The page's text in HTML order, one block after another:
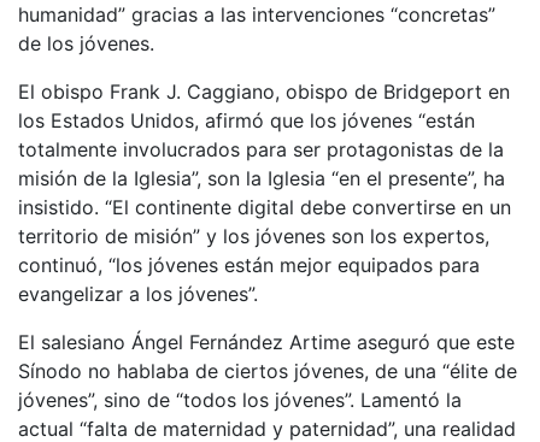
humanidad” gracias a las intervenciones “concretas”
de los jóvenes.
El obispo Frank J. Caggiano, obispo de Bridgeport en
los Estados Unidos, afirmó que los jóvenes “están
totalmente involucrados para ser protagonistas de la
misión de la Iglesia”, son la Iglesia “en el presente”, ha
insistido. “El continente digital debe convertirse en un
territorio de misión” y los jóvenes son los expertos,
continuó, “los jóvenes están mejor equipados para
evangelizar a los jóvenes”.
El salesiano Ángel Fernández Artime aseguró que este
Sínodo no hablaba de ciertos jóvenes, de una “élite de
jóvenes”, sino de “todos los jóvenes”. Lamentó la
actual “falta de maternidad y paternidad”, una realidad